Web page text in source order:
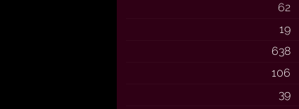
62
19
638
106
39